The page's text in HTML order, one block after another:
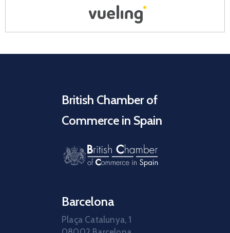
British Chamber of
Commerce in Spain
Barcelona
Plaça Catalunya, 1